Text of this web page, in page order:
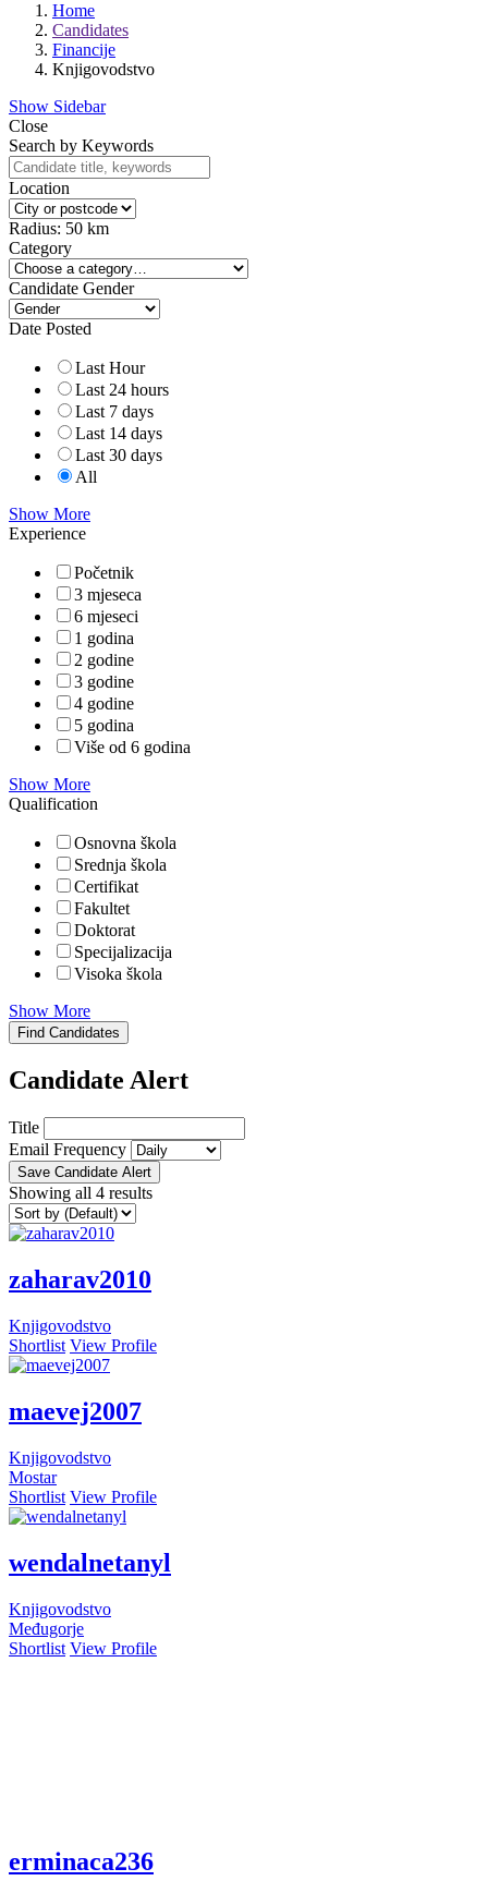
Home
Candidates
Financije
Knjigovodstvo
Show Sidebar
Close
Search by Keywords
Location
Radius: 50 km
Category
Candidate Gender
Date Posted
Last Hour
Last 24 hours
Last 7 days
Last 14 days
Last 30 days
All
Show More
Experience
Početnik
3 mjeseca
6 mjeseci
1 godina
2 godine
3 godine
4 godine
5 godina
Više od 6 godina
Show More
Qualification
Osnovna škola
Srednja škola
Certifikat
Fakultet
Doktorat
Specijalizacija
Visoka škola
Show More
Find Candidates
Candidate Alert
Title
Email Frequency
Save Candidate Alert
Showing all 4 results
zaharav2010
Knjigovodstvo
Shortlist View Profile
maevej2007
Knjigovodstvo
Mostar
Shortlist View Profile
wendalnetanyl
Knjigovodstvo
Međugorje
Shortlist View Profile
erminaca236